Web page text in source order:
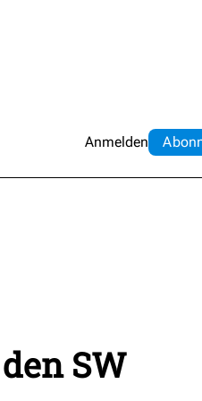
Anmelden Abo
SW